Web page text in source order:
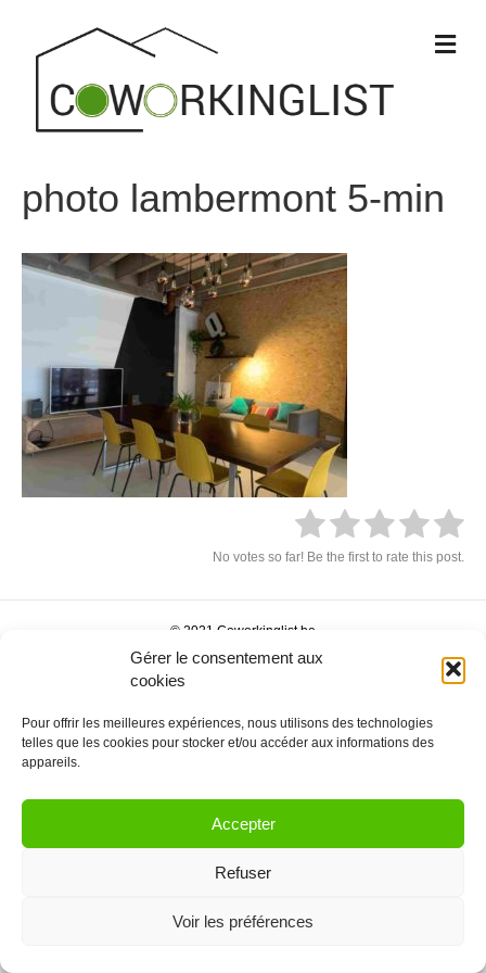
Gérer le consentement aux
cookies
Pour offrir les meilleures expériences, nous utilisons des technologies
telles que les cookies pour stocker et/ou accéder aux informations des
appareils.
Accepter
Refuser
Voir les préférences
M
e
photo lambermont 5-min
No votes so far! Be the first to rate this post.
© 2021 Coworkinglist.be